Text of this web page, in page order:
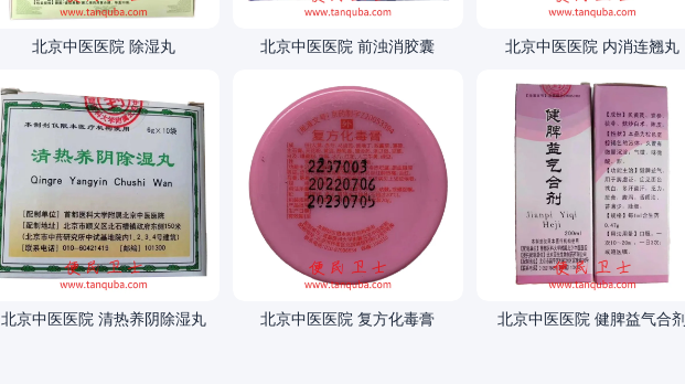
北京中医医院 除湿丸 北京中医医院 前浊消胶囊 北京中医医院 内消连翘丸
北京中医医院 清热养阴除湿丸 北京中医医院 复方化毒膏 北京中医医院 健脾益气合剂